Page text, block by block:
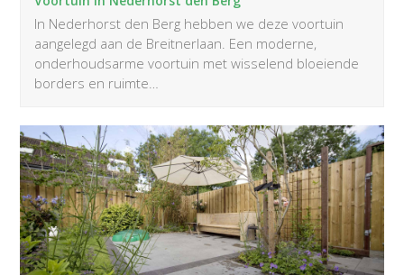
In Nederhorst den Berg hebben we deze voortuin
aangelegd aan de Breitnerlaan. Een moderne,
onderhoudsarme voortuin met wisselend bloeiende
borders en ruimte…